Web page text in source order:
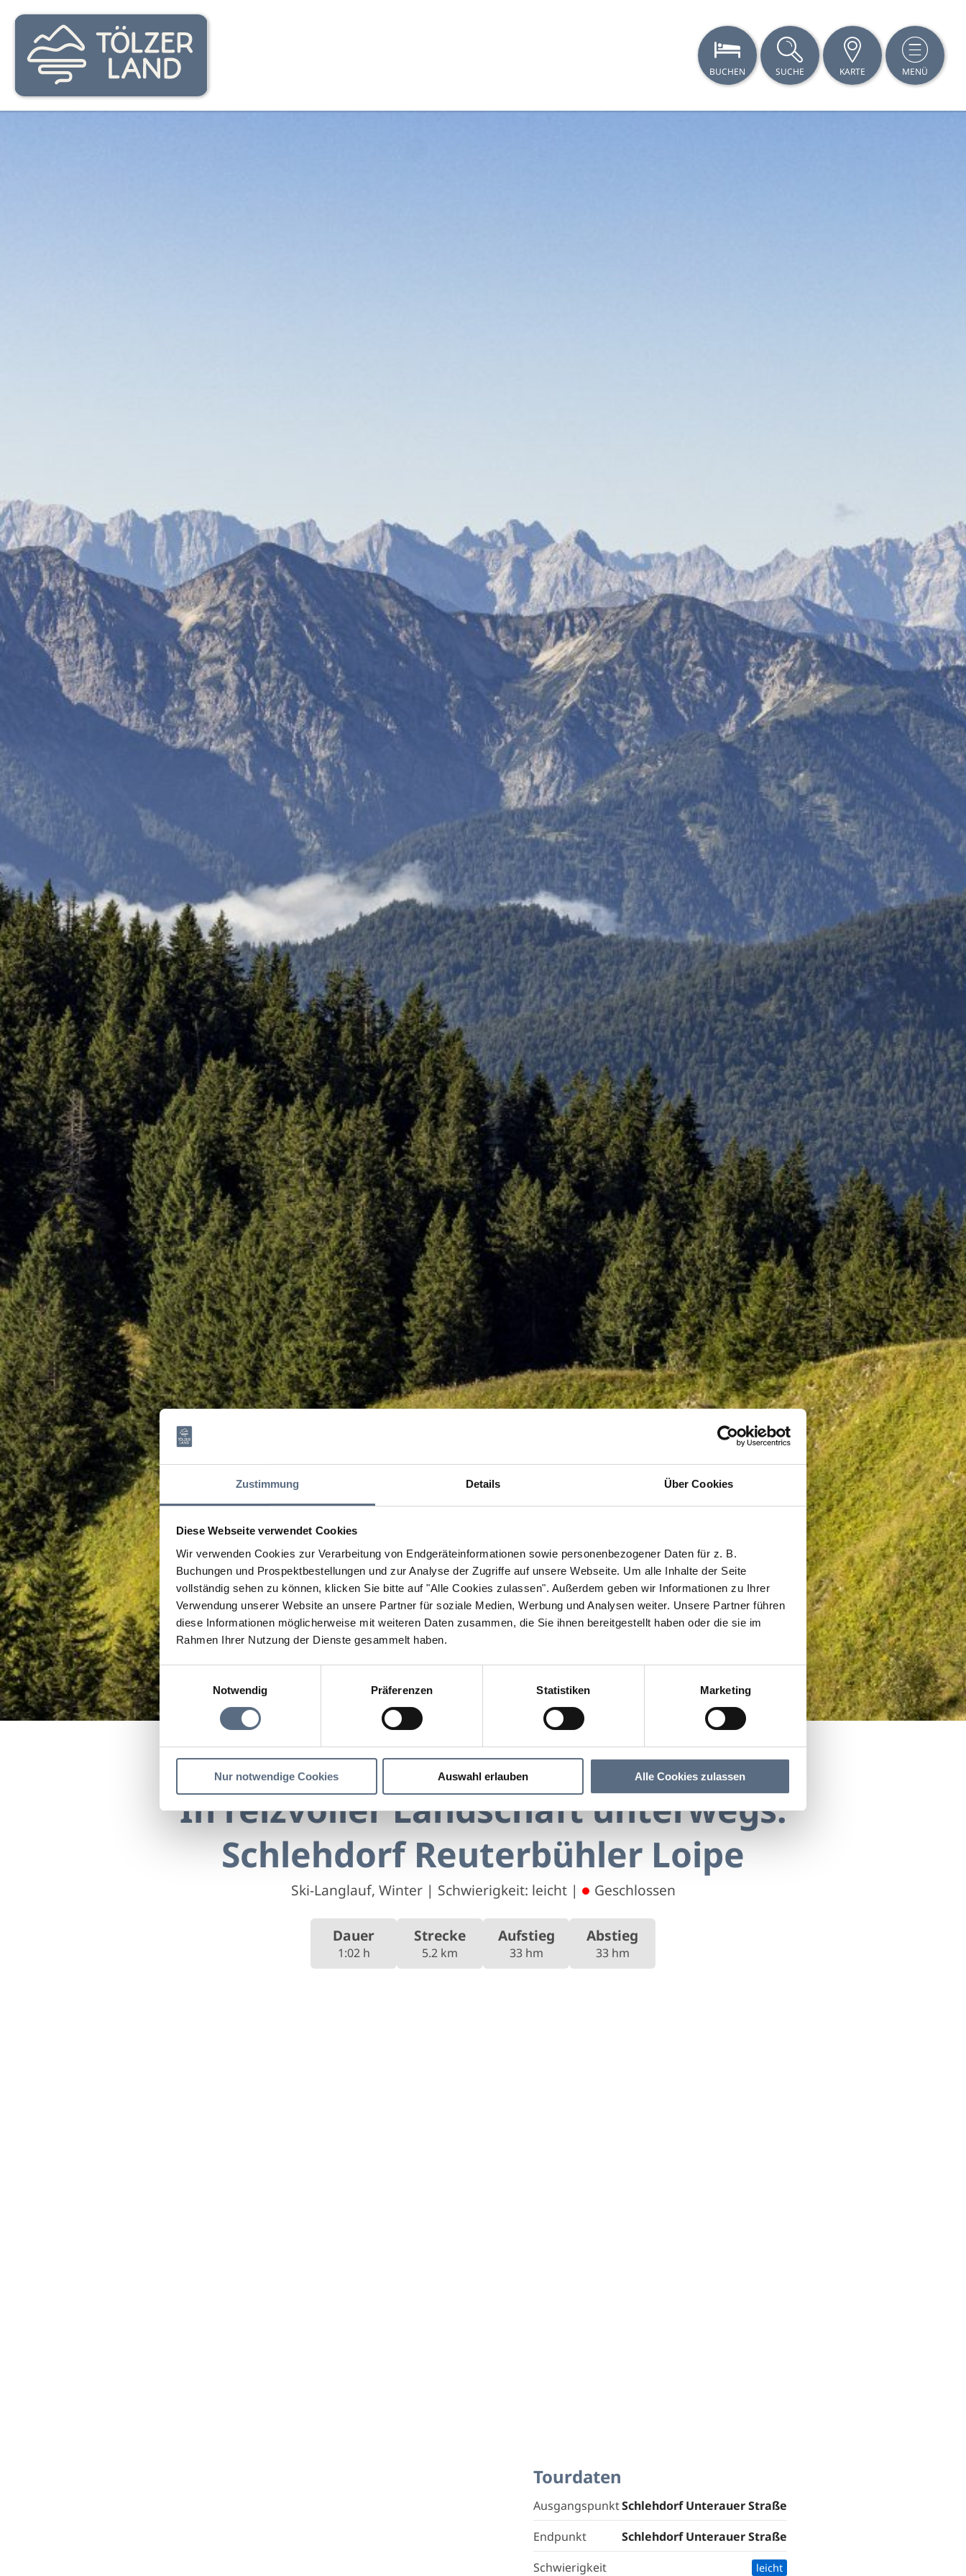
Zustimmung Details Über Cookies
Diese Webseite verwendet Cookies
Wir verwenden Cookies zur Verarbeitung von Endgeräteinformationen sowie personenbezogener Daten für z. B.
Buchungen und Prospektbestellungen und zur Analyse der Zugriffe auf unsere Webseite. Um alle Inhalte der Seite
vollständig sehen zu können, klicken Sie bitte auf "Alle Cookies zulassen". Außerdem geben wir Informationen zu Ihrer
Verwendung unserer Website an unsere Partner für soziale Medien, Werbung und Analysen weiter. Unsere Partner führen
diese Informationen möglicherweise mit weiteren Daten zusammen, die Sie ihnen bereitgestellt haben oder die sie im
Rahmen Ihrer Nutzung der Dienste gesammelt haben.
Einwilligungsauswahl
Notwendig
Präferenzen Statistiken Marketing
Nur notwendige Cookies Auswahl erlauben Alle Cookies zulassen
BUCHEN SUCHE KARTE MENÜ
In reizvoller Landschaft unterwegs: Schlehdorf Reuterbühler Loipe
In reizvoller Landschaft unterwegs:
Schlehdorf Reuterbühler Loipe
Ski-Langlauf, Winter | Schwierigkeit: leicht | Geschlossen
Dauer
1:02 h
Strecke
5.2 km
Aufstieg
33 hm
Abstieg
33 hm
Tourdaten
AusgangspunktSchlehdorf Unterauer Straße
Endpunkt
Schlehdorf Unterauer Straße
Schwierigkeit
leicht